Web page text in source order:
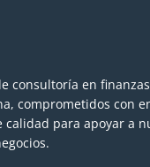
consultoría en
comprometidos con
calidad para apoyar a